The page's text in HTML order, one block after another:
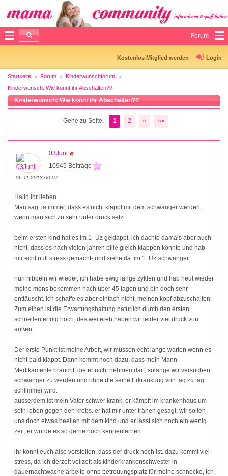
Forum
Kostenlos Mitglied werden Login
Startseite Forum
Kinderwunschforum
Kinderwunsch: Wie könnt ihr Abschalten??
Kinderwunsch: Wie könnt ihr Abschalten??
Gehe zu Seite: 1 2 » »»
03Juni
10945 Beiträge
06.11.2013 00:07
Hallo ihr lieben.
Man sagt ja immer, dass es nicht klappt mit dem schwanger werden,
wenn man sich zu sehr unter druck setzt.
beim ersten kind hat es im 1- Üz geklappt, ich dachte damals aber auch
nicht, dass es nach vielen jahren pille gleich klappen könnte und hab
mir echt null stress gemacht- und siehe da: im 1. ÜZ schwanger.
nun hibbeln wir wieder, ich habe ewig lange zyklen und hab heut wieder
meine mens bekommen nach über 45 tagen und bin doch sehr
enttäuscht. ich schaffe es aber einfach nicht, meinen kopf abzuschalten.
Zum einen ist die Erwartungshaltung natürlich durch den ersten
schnellen erfolg hoch, des weitereh haben wir leider viel druck von
außen.
Der erste Punkt ist meine Arbeit, wir müssen echt lange warten wenn es
nicht bald klappt. Dann kommt noch dazu, dass mein Mann
Medikamente braucht, die er nicht nehmen darf, solange wir versuchen
schwanger zu werden und ohne die seine Erkrankung von tag zu tag
schlimmer wird.
ausserdem ist mein Vater schwer krank, er kämpft im krankenhaus um
sein leben gegen den krebs. er hat mir unter tränen gesagt, wir sollen
uns doch etwas beeilen mit dem kind und er lässt sich noch ein wenig
zeit, er würde es so gerne noch kennenlernen.
ihr könnt euch also vorstellen, dass der druck hoch ist. dazu kommt viel
stress, da ich derzeit vollzeit als kinderkrankenschwester in
dauernachtwache arbeite ohne betreuungsplatz für meine schnecke, ich